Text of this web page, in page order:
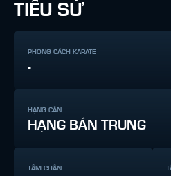
TIỂU SỬ
PHONG CÁCH KARATE
-
HẠNG CÂN
HẠNG BÁN TRUNG
TẦM CHÂN